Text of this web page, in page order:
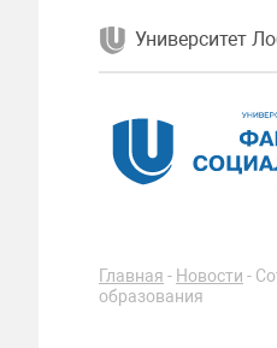
Университет
Главная - Новости -
образования